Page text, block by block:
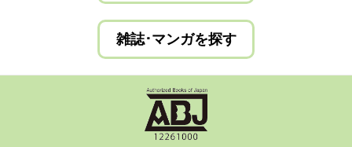
雑誌･マンガを探す